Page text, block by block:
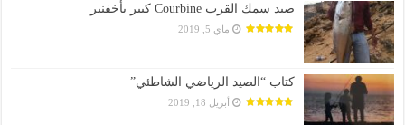
صيد سمك القرب Courbine كبير بأخفنير
ماي 5, 2019
كتاب “الصيد الرياضي الشاطئي”
أبريل 18, 2019